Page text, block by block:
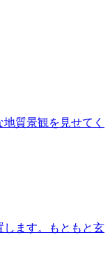
質景観を見せてく
します。もともと玄